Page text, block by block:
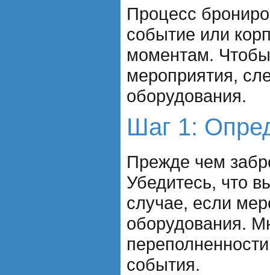
Процесс
событие или
моментам.
мероприятия,
оборудования.
Шаг 1:
Прежде чем
Убедитесь, что
случае, если
оборудования.
события.